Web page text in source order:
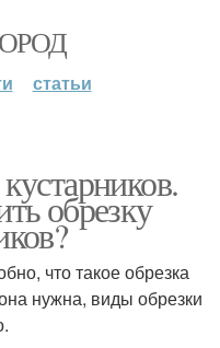
статьи
обрезку
что такое обрезка
нужна, виды обрезки